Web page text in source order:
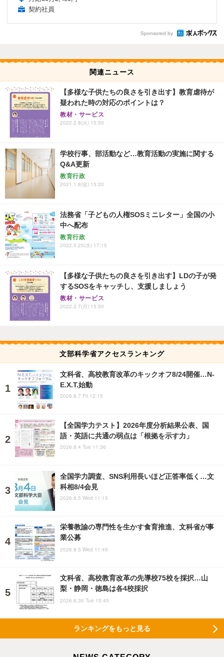
契約社員
Sponsored by
関連ニュース
【多様な子供たちの良さを引き出す】教育虐待が
疑われた時の対応のポイントは？
教材・サービス
2022.2.8(火) 15:50
学校行事、部活動など…教育活動の実施に関する
Q&A更新
教育行政
2021.1.8(金) 15:20
法務省「子どもの人権SOSミニレター」全国の小
中へ配布
教育行政
2022.5.25(水) 17:15
【多様な子供たちの良さを引き出す】LDの子が発
するSOSをキャッチし、支援しましょう
教材・サービス
2022.2.7(月) 15:50
文部科学省アクセスランキング
文科省、高校教育改革のキックオフ8/24開催…N-
E.X.T.始動
2026.8.7 Fri 12:15
【全国学力テスト】2026年度分析結果公表、国
語・英語に共通の弱点は「根拠を示す力」
2026.8.4 Tue 11:36
全国学力調査、SNS利用長いほど正答率低く…文
科相8/4会見
2026.8.5 Wed 11:15
栄養教諭の専門性を生かす食育推進、文科省が事
業公募
2026.8.5 Wed 11:45
文科省、高校教育改革の先導校75校を採択…山
梨・静岡・徳島は各4校採択
2026.6.30 Tue 15:45
ランキングをもっと見る